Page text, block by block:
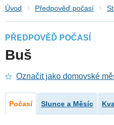
Úvod Předpověď počasí
PŘEDPOVĚĎ POČASÍ
Buš
Označit jako domovské
Počasí Slunce a Měsíc